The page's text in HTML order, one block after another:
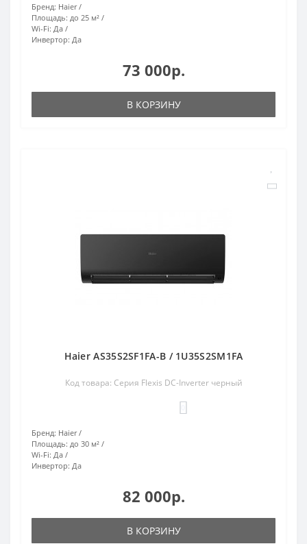
Бренд: Haier
Площадь: до 25 м²
Wi-Fi: Да
Инвертор: Да
73 000р.
В КОРЗИНУ
Haier AS35S2SF1FA-B / 1U35S2SM1FA
Код товара: Серия Flexis DC-Inverter черный
Бренд: Haier
Площадь: до 30 м²
Wi-Fi: Да
Инвертор: Да
82 000р.
В КОРЗИНУ